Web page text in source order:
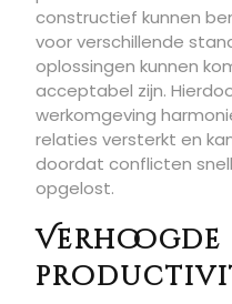
constructief kunnen
voor verschillende
oplossingen kunnen
acceptabel zijn.
werkomgeving
relaties versterkt en
doordat conflicten
opgelost.
Verhoogde